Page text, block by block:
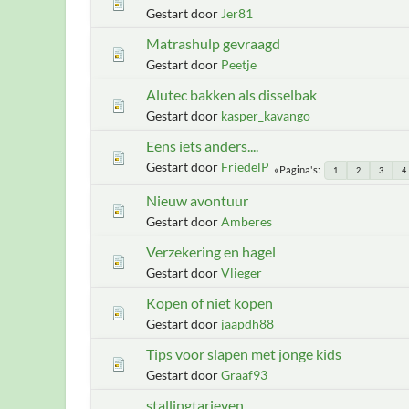
Gestart door Jer81
Matrashulp gevraagd
Gestart door Peetje
Alutec bakken als disselbak
Gestart door kasper_kavango
Eens iets anders....
Gestart door FriedelP Pagina's 1 2 3 4
Nieuw avontuur
Gestart doorAmberes
Verzekering en hagel
Gestart doorVlieger
Kopen of niet kopen
Gestart door jaapdh88
Tips voor slapen met jonge kids
Gestart doorGraaf93
stallingtarieven